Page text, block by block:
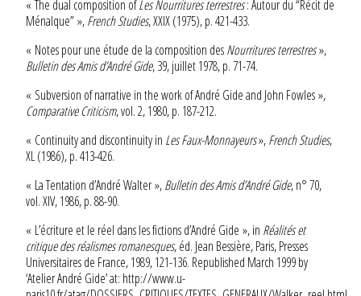
« The dual composition ofLes Nourritures terrestres: Autour du “Récit de
Ménalque” »,French Studies, XXIX (1975), p. 421-433.
« Notes pour une étude de la composition desNourritures terrestres»,
Bulletin des Amis d’André Gide, 39, juillet 1978, p. 71-74.
« Subversion of narrative in the work of André Gide and John Fowles »,
Comparative Criticism, vol. 2, 1980, p. 187-212.
« Continuity and discontinuity in Les Faux-Monnayeurs»,French Studies,
XL (1986), p. 413-426.
« La Tentation d’André Walter »,Bulletin des Amis d’André Gide, n° 70,
vol. XIV, 1986, p. 88-90.
« L’écriture et le réel dans les fictions d’André Gide », in Réalités et
critique des réalismes romanesques, éd. Jean Bessière, Paris, Presses
Universitaires de France, 1989, 121-136. Republished March 1999 by
‘Atelier André Gide’ at: http://www.u-